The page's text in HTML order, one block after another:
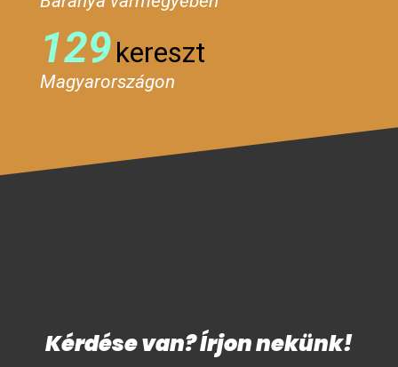
129kereszt
Magyarországon
Kérdése van? Írjon nekünk!